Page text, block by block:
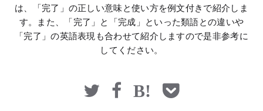
は、「完了」の正しい意味と使い方を例文付きで紹介しま
す。また、「完了」と「完成」といった類語との違いや
「完了」の英語表現も合わせて紹介しますので是非参考に
してください。